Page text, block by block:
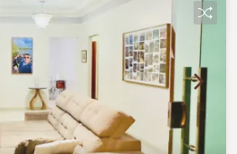
05 veículos e 05
e uma excelente
agradável para
para impulsionar o
negócio.